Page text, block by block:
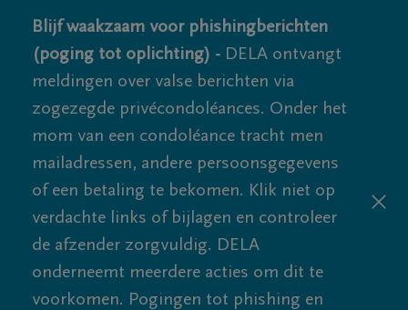
Blijf waakzaam voor phishingberichten
(poging tot oplichting) - DELA ontvangt
meldingen over valse berichten via
zogezegde privécondoléances. Onder het
mom van een condoléance tracht men
mailadressen, andere persoonsgegevens
of een betaling te bekomen. Klik niet op
verdachte links of bijlagen en controleer
de afzender zorgvuldig. DELA
onderneemt meerdere acties om dit te
voorkomen. Pogingen tot phishing en